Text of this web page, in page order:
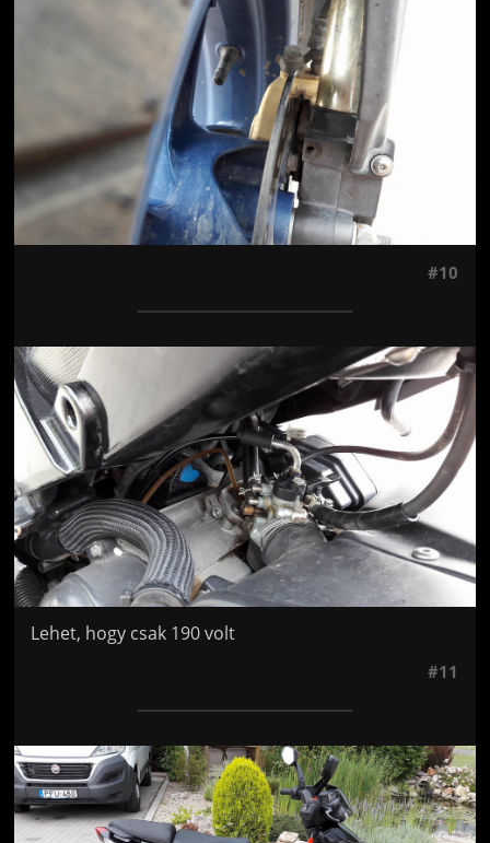
Jön még kép!
#10
Jön még kép!
Lehet, hogy csak 190 volt
#11
Jön még kép!